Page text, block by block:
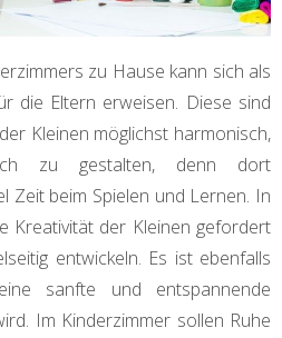
zu Hause kann sich als
die Eltern erweisen. Diese sind
Kleinen möglichst harmonisch,
zu gestalten, denn dort
Zeit beim Spielen und Lernen. In
Kreativität der Kleinen gefordert
entwickeln. Es ist ebenfalls
sanfte und entspannende
Im Kinderzimmer sollen Ruhe